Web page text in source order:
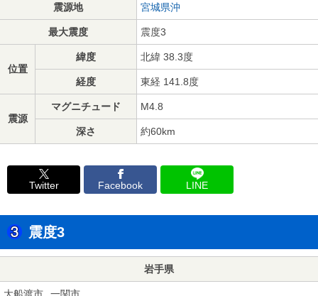
震源地 宮城県沖
最大震度 震度3
位置
緯度 北緯 38.3度
経度 東経 141.8度
震源
マグニチュード M4.8
深さ 約60km
Twitter Facebook LINE
震度3
岩手県
大船渡市 一関市